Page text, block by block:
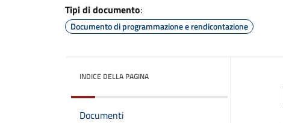
Tipi di documento:
Documento di programmazione e rendicontazione
INDICE DELLA PAGINA
Documenti